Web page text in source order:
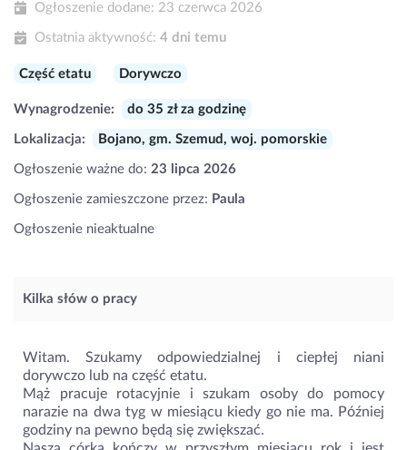
Ogłoszenie dodane: 23 czerwca 2026
Ostatnia aktywność: 4 dni temu
Część etatu Dorywczo
Wynagrodzenie: do 35 zł za godzinę
Lokalizacja: Bojano, gm. Szemud, woj. pomorskie
Ogłoszenie ważne do: 23 lipca 2026
Ogłoszenie zamieszczone przez: Paula
Ogłoszenie nieaktualne
Kilka słów o pracy
Witam. Szukamy odpowiedzialnej i ciepłej niani
dorywczo lub na część etatu.
Mąż pracuje rotacyjnie i szukam osoby do pomocy
narazie na dwa tyg w miesiącu kiedy go nie ma. Później
godziny na pewno będą się zwiększać.